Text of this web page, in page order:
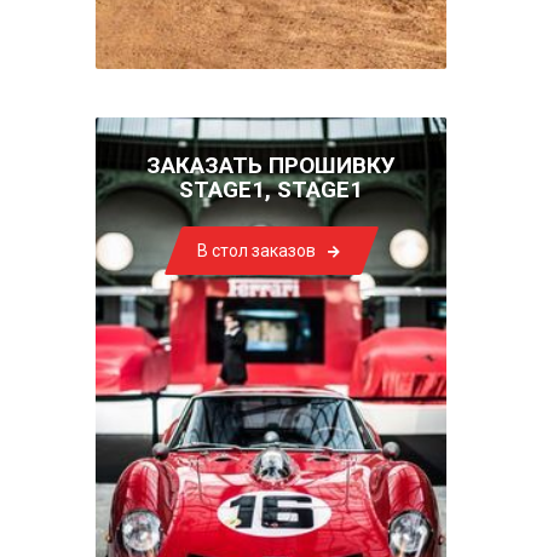
ЗАКАЗАТЬ ПРОШИВКУ
STAGE1, STAGE1
В стол заказов